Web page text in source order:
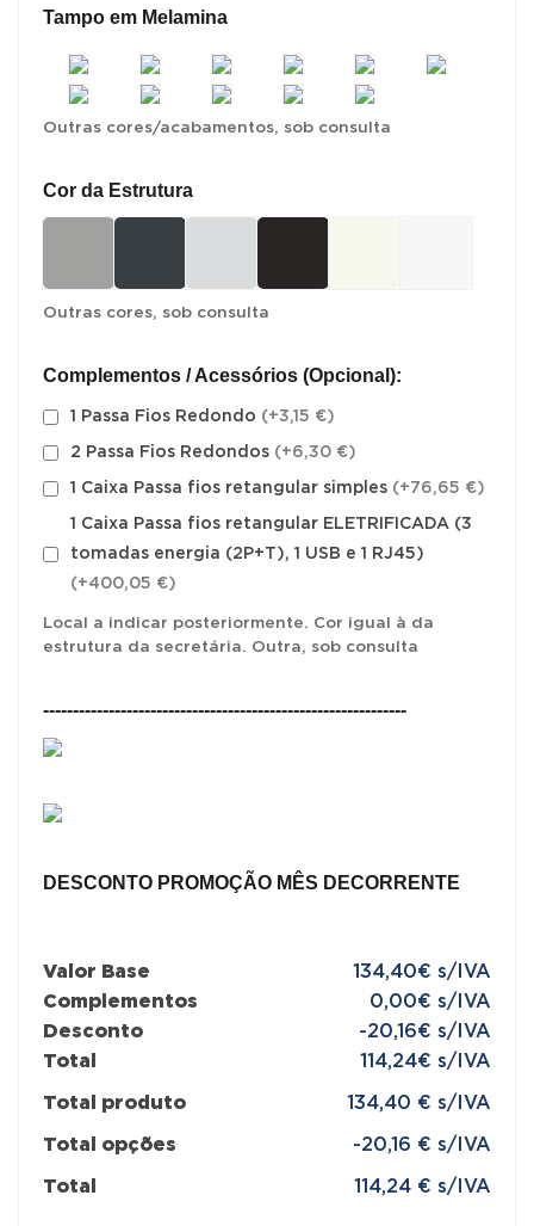
Tampo em Melamina
Outras cores/acabamentos, sob consulta
Cor da Estrutura
Outras cores, sob consulta
Complementos / Acessórios (Opcional):
1 Passa Fios Redondo (+3,15 €)
2 Passa Fios Redondos (+6,30 €)
1 Caixa Passa fios retangular simples (+76,65 €)
1 Caixa Passa fios retangular ELETRIFICADA (3
tomadas energia (2P+T), 1 USB e 1 RJ45)
(+400,05 €)
Local a indicar posteriormente. Cor igual à da
estrutura da secretária. Outra, sob consulta
-------------------------------------------------------------
DESCONTO PROMOÇÃO MÊS DECORRENTE
Valor Base
134,40€ s/IVA
Complementos
0,00€ s/IVA
Desconto
-20,16€ s/IVA
Total
114,24€ s/IVA
Total produto 134,40 € s/IVA
Total opções -20,16 € s/IVA
Total 114,24 € s/IVA